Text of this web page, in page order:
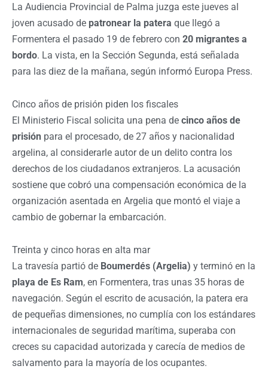
La Audiencia Provincial de Palma juzga este jueves al
joven acusado de patronear la patera que llegó a
Formentera el pasado 19 de febrero con 20 migrantes a
bordo. La vista, en la Sección Segunda, está señalada
para las diez de la mañana, según informó Europa Press.
Cinco años de prisión piden los fiscales
El Ministerio Fiscal solicita una pena de cinco años de
prisión para el procesado, de 27 años y nacionalidad
argelina, al considerarle autor de un delito contra los
derechos de los ciudadanos extranjeros. La acusación
sostiene que cobró una compensación económica de la
organización asentada en Argelia que montó el viaje a
cambio de gobernar la embarcación.
Treinta y cinco horas en alta mar
La travesía partió de Boumerdés (Argelia) y terminó en la
playa de Es Ram, en Formentera, tras unas 35 horas de
navegación. Según el escrito de acusación, la patera era
de pequeñas dimensiones, no cumplía con los estándares
internacionales de seguridad marítima, superaba con
creces su capacidad autorizada y carecía de medios de
salvamento para la mayoría de los ocupantes.